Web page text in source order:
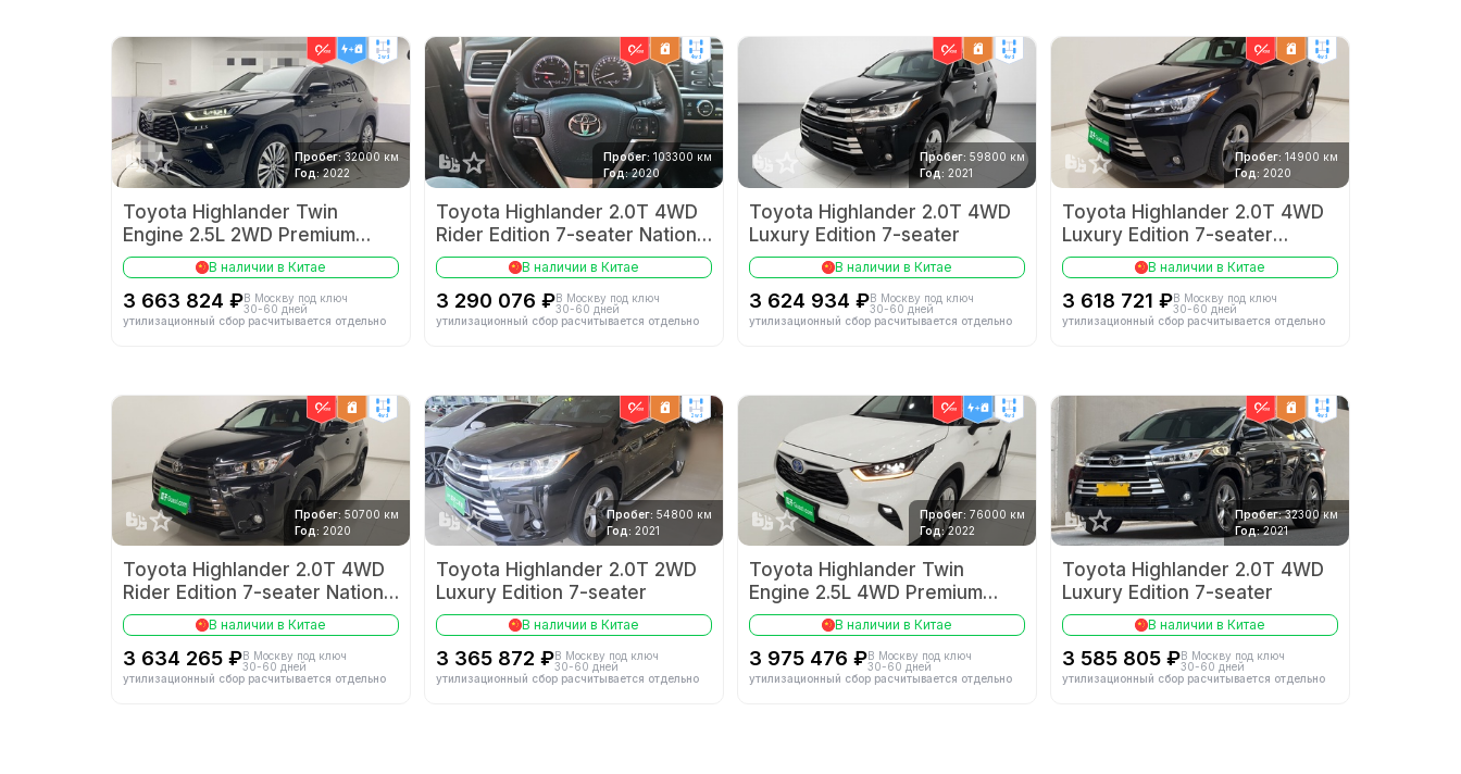
2wd
Пробег: 32000 км
Год: 2022
Toyota Highlander Twin
Engine 2.5L 2WD Premium
Edition 7-seaterВ наличии в Китае
3 663 824 ₽В Москву под ключ
30-60 дней
утилизационный сбор расчитывается отдельно
4wd
Пробег: 103300 км
Год: 2020
Toyota Highlander 2.0T 4WD
Rider Edition 7-seater National
VI
В наличии в Китае
3 290 076 ₽В Москву под ключ
30-60 дней
утилизационный сбор расчитывается отдельно
4wd
Пробег: 59800 км
Год: 2021
Toyota Highlander 2.0T 4WD
Luxury Edition 7-seater
В наличии в Китае
3 624 934 ₽В Москву под ключ
30-60 дней
утилизационный сбор расчитывается отдельно
4wd
Пробег: 14900 км
Год: 2020
Toyota Highlander 2.0T 4WD
Luxury Edition 7-seater
National VIВ наличии в Китае
3 618 721 ₽В Москву под ключ
30-60 дней
утилизационный сбор расчитывается отдельно
4wd
Пробег: 50700 км
Год: 2020
Toyota Highlander 2.0T 4WD
Rider Edition 7-seater National
VI
В наличии в Китае
3 634 265 ₽В Москву под ключ
30-60 дней
утилизационный сбор расчитывается отдельно
2wd
Пробег: 54800 км
Год: 2021
Toyota Highlander 2.0T 2WD
Luxury Edition 7-seater
В наличии в Китае
3 365 872 ₽В Москву под ключ
30-60 дней
утилизационный сбор расчитывается отдельно
4wd
Пробег: 76000 км
Год: 2022
Toyota Highlander Twin
Engine 2.5L 4WD Premium
Edition 7-seaterВ наличии в Китае
3 975 476 ₽В Москву под ключ
30-60 дней
утилизационный сбор расчитывается отдельно
4wd
Пробег: 32300 км
Год: 2021
Toyota Highlander 2.0T 4WD
Luxury Edition 7-seater
В наличии в Китае
3 585 805 ₽В Москву под ключ
30-60 дней
утилизационный сбор расчитывается отдельно